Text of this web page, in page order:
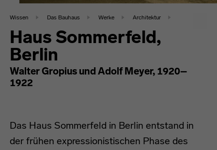
Wissen Das Bauhaus Werke Architektur
Haus Sommerfeld,
Berlin
Walter Gropius und Adolf Meyer, 1920–
1922
Das Haus Sommerfeld in Berlin entstand in
der frühen expressionistischen Phase des